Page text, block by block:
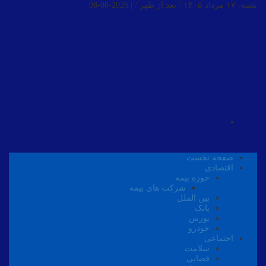
شنبه, ۱۷ مرداد ۱۴۰۵ / بعد از ظهر / 2026-08-08
صفحه نخست
اقتصادی
حوزه بیمه
شرکت های بیمه
بین الملل
بانک
بورس
خودرو
اجتماعی
سلامت
قضایی